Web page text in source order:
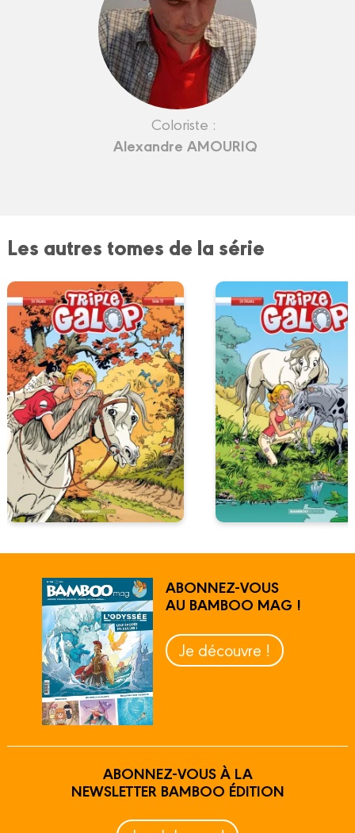
Coloriste :
Alexandre AMOURIQ
Les autres tomes de la série
ABONNEZ-VOUS
AU BAMBOO MAG !
Je découvre !
ABONNEZ-VOUS À LA
NEWSLETTER BAMBOO ÉDITION